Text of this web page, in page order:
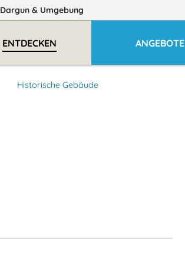
Dargun & Umgebung
ENTDECKEN ANGEBOTE
Historische Gebäude